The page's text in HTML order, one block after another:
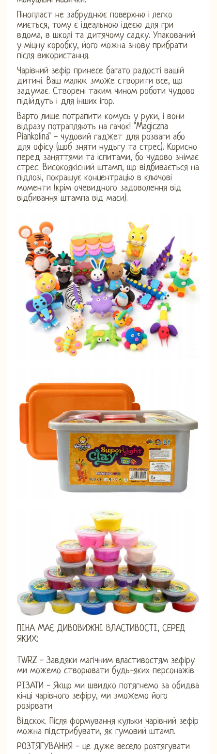
Пінопласт не забруднює поверхню і легко
миється, тому є ідеальною ідеєю для гри
вдома, в школі та дитячому садку. Упакований
у міцну коробку, його можна знову прибрати
після використання.
Чарівний зефір принесе багато радості вашій
дитині. Ваш малюк зможе створити все, що
задумає. Створені таким чином роботи чудово
підійдуть і для інших ігор.
Варто лише потрапити комусь у руки, і вони
відразу потрапляють на гачок! "Magiczna
Piankolina" - чудовий гаджет для розваги або
для офісу (щоб зняти нудьгу та стрес). Корисно
перед заняттями та іспитами, бо чудово знімає
стрес. Високоякісний штамп, що відбивається на
підлозі, покращує концентрацію в ключові
моменти (крім очевидного задоволення від
відбивання штампа від маси).
ПІНА МАЄ ДИВОВИЖНІ ВЛАСТИВОСТІ, СЕРЕД
ЯКИХ:
TWRZ - Завдяки магічним властивостям зефіру
ми можемо створювати будь-яких персонажів
РІЗАТИ - Якщо ми швидко потягнемо за обидва
кінці чарівного зефіру, ми зможемо його
розірвати
Відскок. Після формування кульки чарівний зефір
можна підстрибувати, як гумовий штамп.
РОЗТЯГУВАННЯ - це дуже весело розтягувати